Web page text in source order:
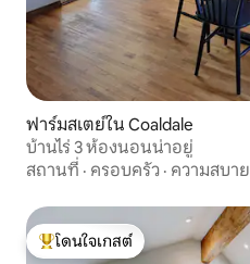
ฟาร์มสเตย์ใน Coaldale
บ้านไร่ 3 ห้องนอนน่าอยู่
สถานที่ · ครอบครัว · ความสบาย
โดนใจเกสต์ที่สุด
โดนใจเกสต์